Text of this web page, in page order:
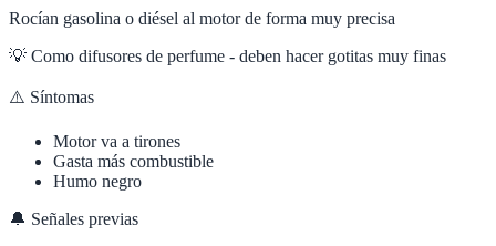
Rocían gasolina o diésel al motor de forma muy precisa
💡 Como difusores de perfume - deben hacer gotitas muy finas
⚠️ Síntomas
Motor va a tirones
Gasta más combustible
Humo negro
🔔 Señales previas